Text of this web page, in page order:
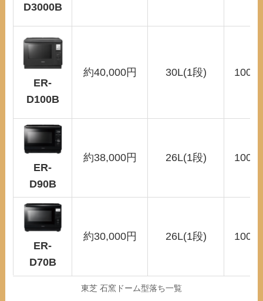
D3000B
ER-
D100B
約40,000円 30L(1段) 100
ER-
D90B
約38,000円 26L(1段) 100
ER-
D70B
約30,000円 26L(1段) 100
東芝 石窯ドーム型落ち一覧